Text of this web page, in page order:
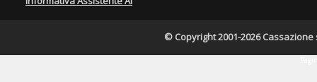
© Copyright 2001-2026 Cassazione